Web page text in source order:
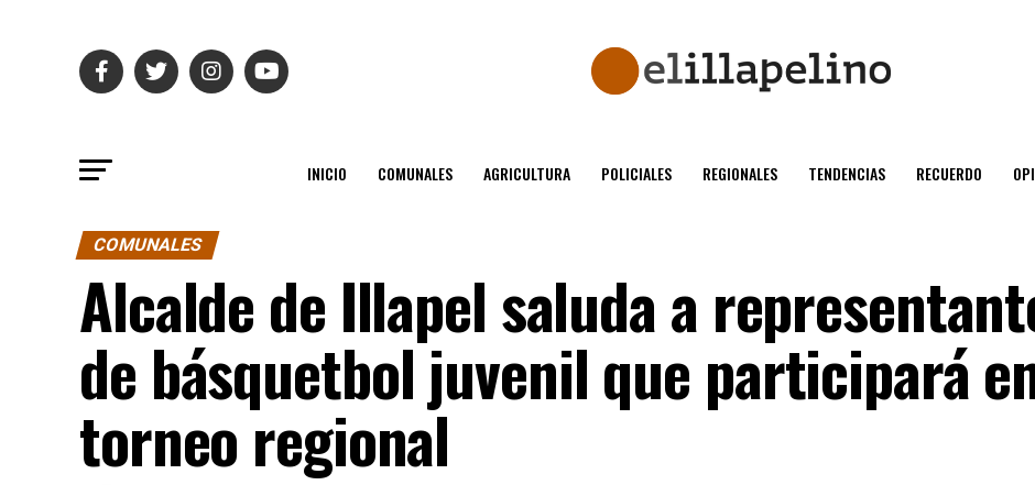
INICIO COMUNALES AGRICULTURA POLICIALES REGIONALES TENDENCIAS RECUERDO
COMUNALES
Alcalde de Illapel saluda a
de básquetbol juvenil que participará
torneo regional